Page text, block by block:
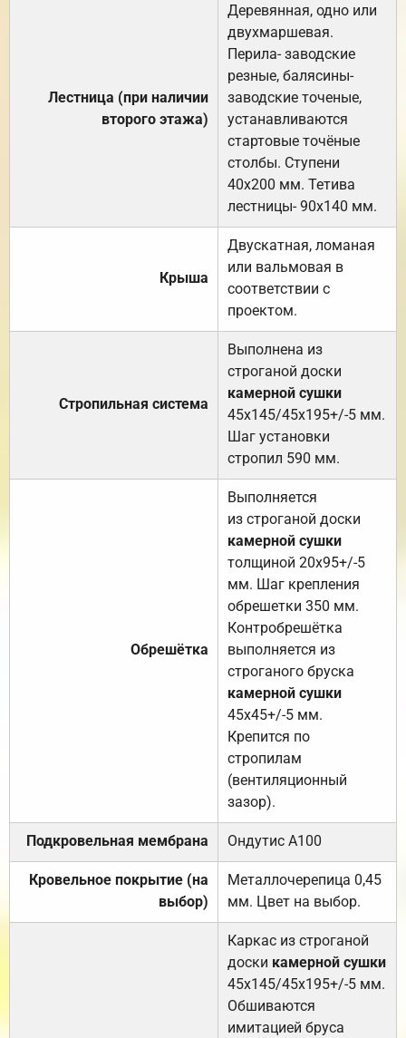
Лестница (при наличии
второго этажа)
Деревянная, одно или
двухмаршевая.
Перила- заводские
резные, балясины-
заводские точеные,
устанавливаются
стартовые точёные
столбы. Ступени
40х200 мм. Тетива
лестницы- 90х140 мм.
Крыша
Двускатная, ломаная
или вальмовая в
соответствии с
проектом.
Стропильная система
Выполнена из
строганой доски
камерной сушки
45х145/45х195+/-5 мм.
Шаг установки
стропил 590 мм.
Обрешётка
Выполняется
из строганой доски
камерной сушки
толщиной 20х95+/-5
мм. Шаг крепления
обрешетки 350 мм.
Контробрешётка
выполняется из
строганого бруска
камерной сушки
45х45+/-5 мм.
Крепится по
стропилам
(вентиляционный
зазор).
Подкровельная мембрана Ондутис А100
Кровельное покрытие (на
выбор)
Металлочерепица 0,45
мм. Цвет на выбор.
Каркас из строганой
доски камерной сушки
45х145/45х195+/-5 мм.
Обшиваются
имитацией бруса